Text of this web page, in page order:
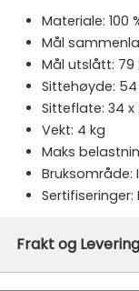
Materiale: 100
Mål
Mål utslått: 79
Sittehøyde:
Sitteflate: 34 x
Vekt: 4 kg
Maks
Bruksområde:
Sertifiseringer:
Varenummer:
Frakt og